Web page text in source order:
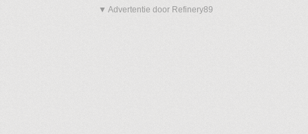
▼ Advertentie door Refinery89